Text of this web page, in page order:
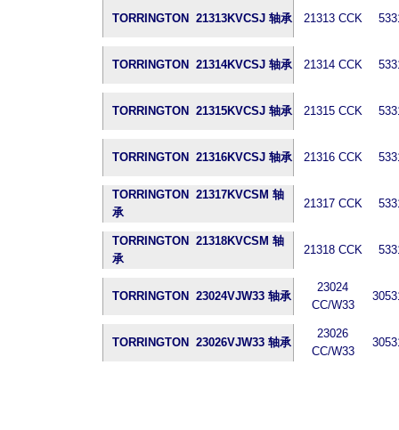
TORRINGTON 21313KVCSJ 轴承 21313 CCK
TORRINGTON 21314KVCSJ 轴承 21314 CCK
TORRINGTON 21315KVCSJ 轴承 21315 CCK
TORRINGTON 21316KVCSJ 轴承 21316 CCK
TORRINGTON 21317KVCSM 轴
承
21317 CCK
TORRINGTON 21318KVCSM 轴
承
21318 CCK
TORRINGTON 23024VJW33 轴承
23024
CC/W33
TORRINGTON 23026VJW33 轴承
23026
CC/W33